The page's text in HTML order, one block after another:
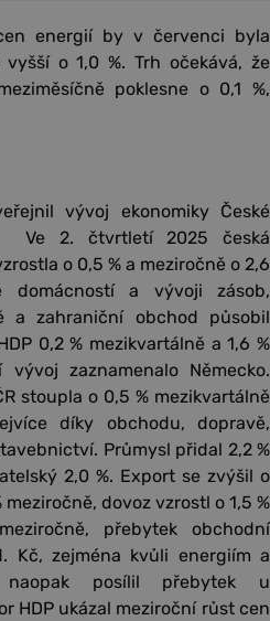
energií by v červenci byla
o 1,0 %. Trh očekává, že
poklesne o 0,1 %,
vývoj ekonomiky České
Ve 2. čtvrtletí 2025 česká
o 0,5 % a meziročně o 2,6
domácností a vývoji zásob,
a zahraniční obchod působil
0,2 % mezikvartálně a 1,6 %
zaznamenalo Německo.
stoupla o 0,5 % mezikvartálně
díky obchodu, dopravě,
Průmysl přidal 2,2 %
2,0 %. Export se zvýšil o
dovoz vzrostl o 1,5 %
přebytek obchodní
Kč, zejména kvůli energiím a
naopak posílil přebytek u
HDP ukázal meziroční růst cen